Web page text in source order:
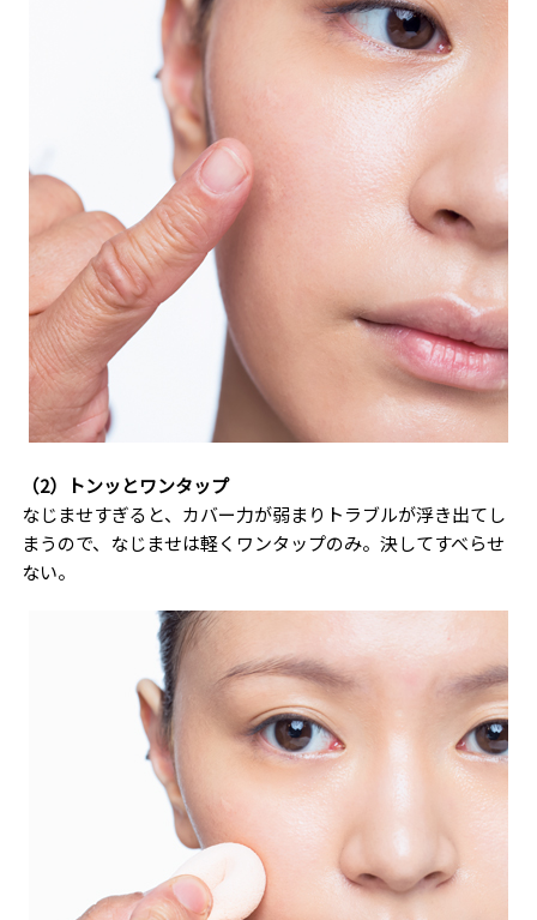
（2）トンッとワンタップ
なじませすぎると、カバー力が弱まりトラブルが浮き出てし
まうので、なじませは軽くワンタップのみ。決してすべらせ
ない。